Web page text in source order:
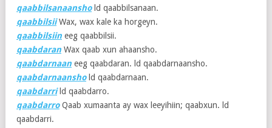
qaabbilsanaanshold qaabbilsanaan.
qaabbilsiiWax, wax kale ka horgeyn.
qaabbilsiin eeg qaabbilsii.
qaabdaran Wax qaab xun ahaansho.
qaabdarnaan eeg qaabdaran. ld qaabdarnaansho.
qaabdarnaanshold qaabdarnaan.
qaabdarrild qaabdarro.
qaabdarroQaab xumaanta ay wax leeyihiin; qaabxun. ld
qaabdarri.